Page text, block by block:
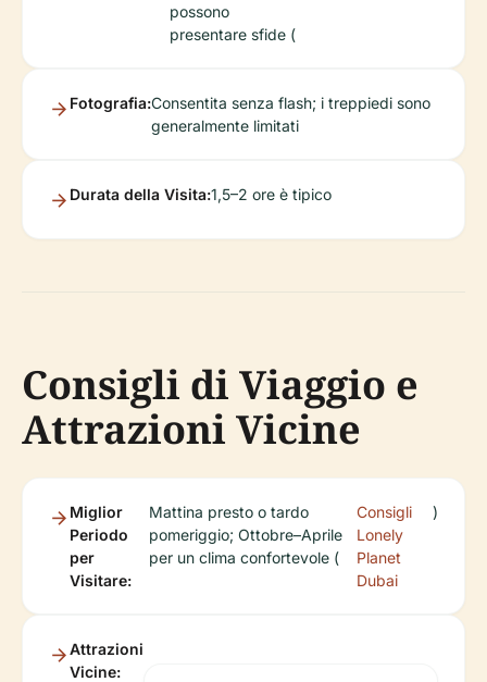
possono
presentare sfide (
Fotografia:Consentita senza flash; i treppiedi sono
generalmente limitati
Durata della Visita:1,5–2 ore è tipico
Consigli di Viaggio e
Attrazioni Vicine
Miglior
Periodo
per
Visitare:
Mattina presto o tardo
pomeriggio; Ottobre–Aprile
per un clima confortevole (
Consigli
Lonely
Planet
Dubai
)
Attrazioni
Vicine: